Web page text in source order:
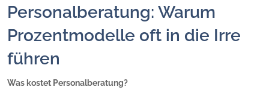
Personalberatung: Warum
Prozentmodelle oft in die Irre
führen
Was kostet Personalberatung?